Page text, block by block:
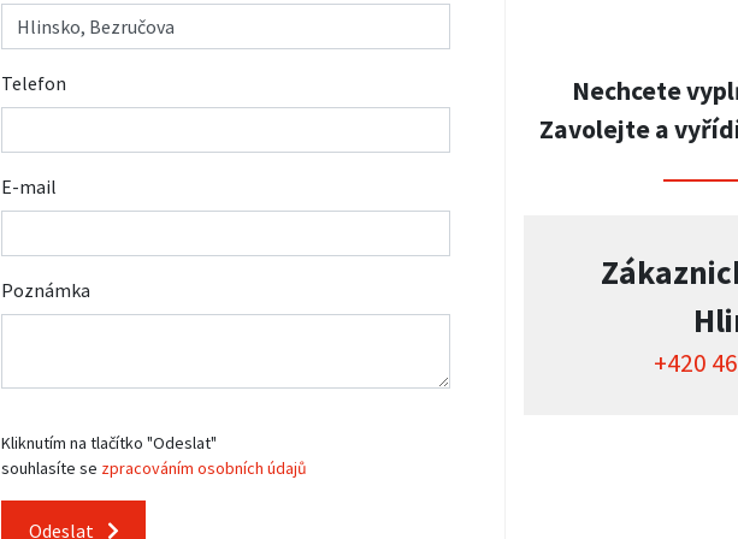
Telefon
E-mail
Poznámka
Kliknutím na tlačítko "Odeslat"
souhlasíte se zpracováním osobních údajů
Odeslat
Nechcete
Zavolejte a
+420